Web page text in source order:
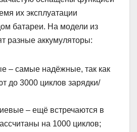
их эксплуатации
батареи. На модели из
разные аккумуляторы:
– самые надёжные, так как
до 3000 циклов зарядки/
– ещё встречаются в
на 1000 циклов;